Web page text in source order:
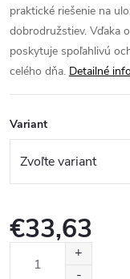
praktické riešenie na
dobrodružstiev. Vďaka
poskytuje spoľahlivú
celého dňa. Detailné
Variant
€33,63